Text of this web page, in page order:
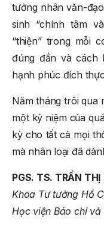
tưởng nhân văn-
sinh “chính tâm
“thiện” trong mỗi
đúng đắn và
hạnh phúc đích
Năm tháng trôi qua
một kỷ niệm của
kỳ cho tất cả mọi
mà nhân loại đã
PGS. TS. TRẦN
Khoa Tư tưởng Hồ
Học viện Báo chí và